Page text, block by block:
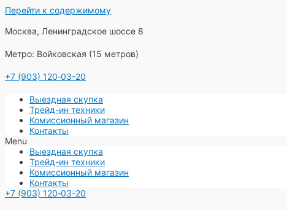
Перейти к содержимому
Москва, Ленинградское шоссе 8
Метро: Войковская (15 метров)
+7 (903) 120‑03-20
Выездная скупка
Трейд-ин техники
Комиссионный магазин
Контакты
Menu
Выездная скупка
Трейд-ин техники
Комиссионный магазин
Контакты
+7 (903) 120‑03-20